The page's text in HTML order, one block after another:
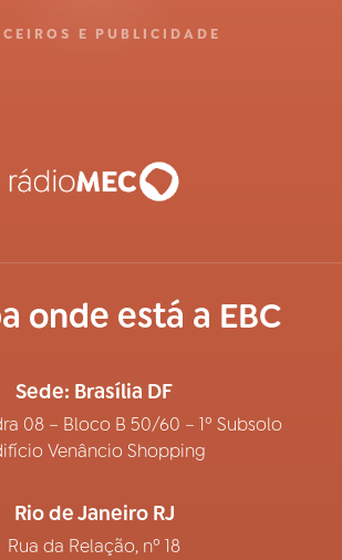
E PUBLICIDADE
onde está a EBC
Sede: Brasília DF
08 – Bloco B 50/60 – 1º Subsolo
Venâncio Shopping
Rio de Janeiro RJ
Rua da Relação, nº 18